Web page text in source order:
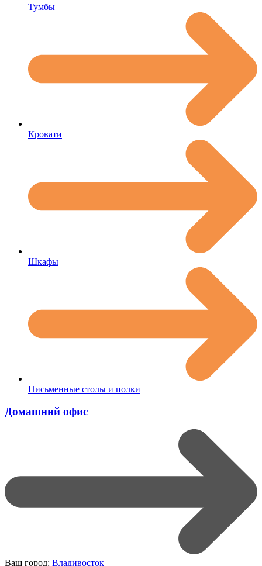
Тумбы
Кровати
Шкафы
Письменные столы и полки
Домашний офис
Ваш город: Владивосток